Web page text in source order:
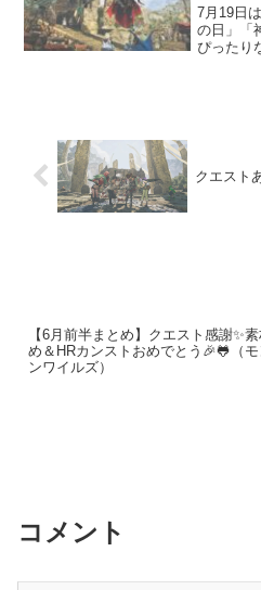
7月19日
の日」「
ぴったり
クエスト
【6月前半まとめ】クエスト感謝✨
め＆HRカンストおめでとう🎉🐸（モ
ンワイルズ）
コメント